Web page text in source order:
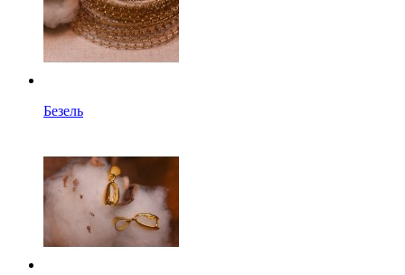
Безель